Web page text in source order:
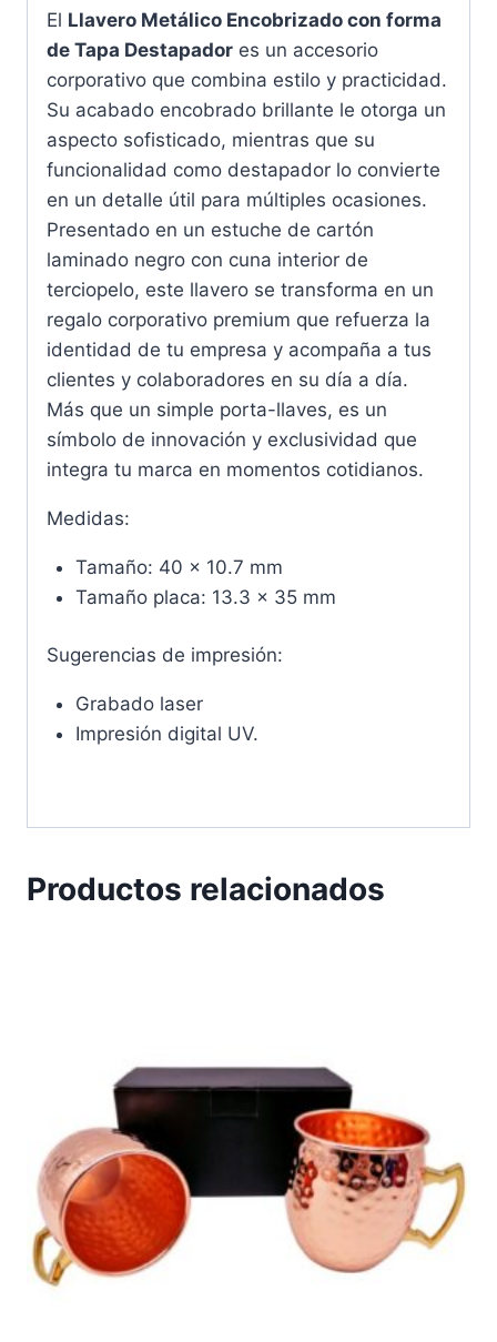
El Llavero Metálico Encobrizado con forma
de Tapa Destapador es un accesorio
corporativo que combina estilo y practicidad.
Su acabado encobrado brillante le otorga un
aspecto sofisticado, mientras que su
funcionalidad como destapador lo convierte
en un detalle útil para múltiples ocasiones.
Presentado en un estuche de cartón
laminado negro con cuna interior de
terciopelo, este llavero se transforma en un
regalo corporativo premium que refuerza la
identidad de tu empresa y acompaña a tus
clientes y colaboradores en su día a día.
Más que un simple porta-llaves, es un
símbolo de innovación y exclusividad que
integra tu marca en momentos cotidianos.
Medidas:
Tamaño: 40 x 10.7 mm
Tamaño placa: 13.3 x 35 mm
Sugerencias de impresión:
Grabado laser
Impresión digital UV.
Productos relacionados